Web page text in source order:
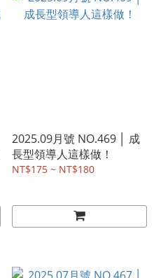
2025.09月號 NO.469 │ 成
長型領導人這樣做！
NT$175 ~ NT$180